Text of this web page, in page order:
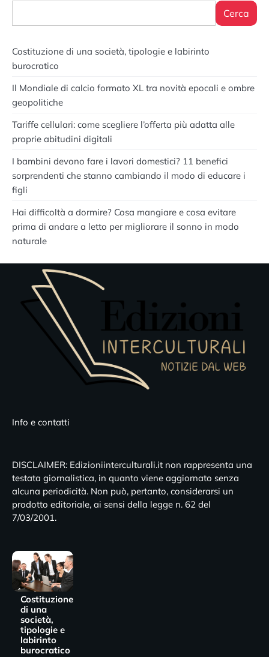
Cerca
Costituzione di una società, tipologie e labirinto
burocratico
Il Mondiale di calcio formato XL tra novità epocali e ombre
geopolitiche
Tariffe cellulari: come scegliere l’offerta più adatta alle
proprie abitudini digitali
I bambini devono fare i lavori domestici? 11 benefici
sorprendenti che stanno cambiando il modo di educare i
figli
Hai difficoltà a dormire? Cosa mangiare e cosa evitare
prima di andare a letto per migliorare il sonno in modo
naturale
Info e contatti
DISCLAIMER: Edizioniinterculturali.it non rappresenta una
testata giornalistica, in quanto viene aggiornato senza
alcuna periodicità. Non può, pertanto, considerarsi un
prodotto editoriale, ai sensi della legge n. 62 del
7/03/2001.
Costituzione
di una
società,
tipologie e
labirinto
burocratico